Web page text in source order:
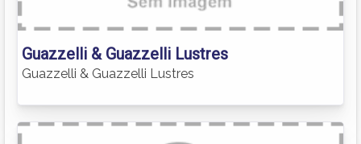
Guazzelli & Guazzelli Lustres
Guazzelli & Guazzelli Lustres